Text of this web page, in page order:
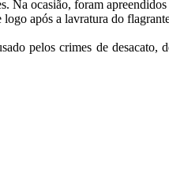
Na ocasião, foram
após a lavratura do
pelos crimes de desacato,